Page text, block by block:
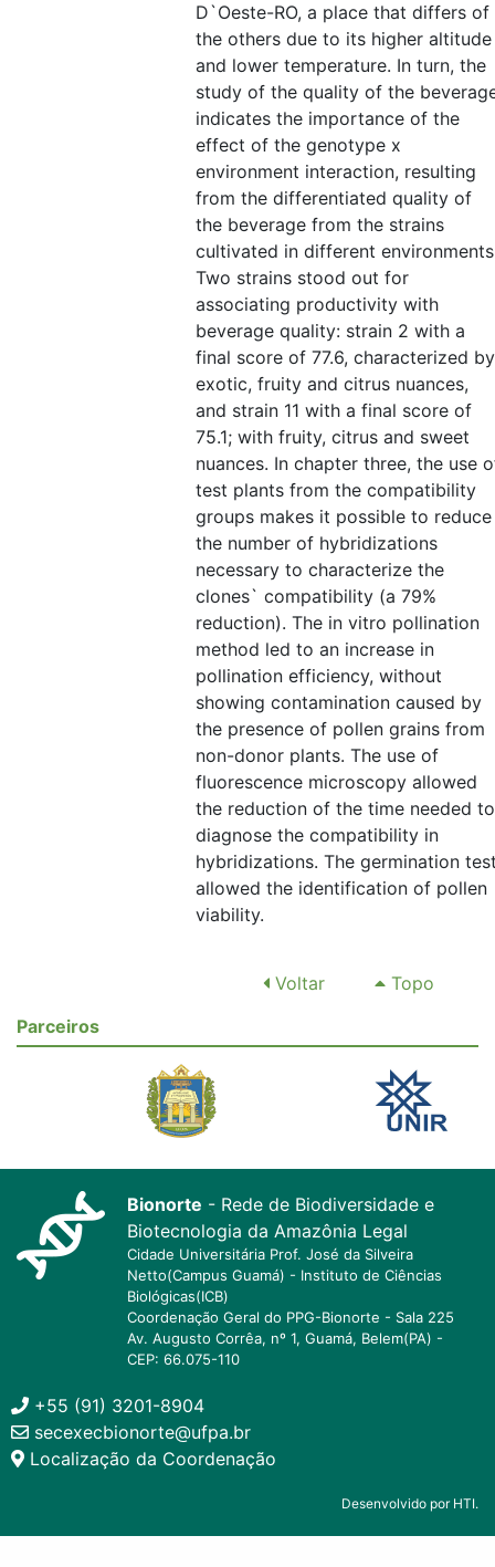
D`Oeste-RO, a place that differs of
the others due to its higher altitude
and lower temperature. In turn, the
study of the quality of the
indicates the importance of the
effect of the genotype x
environment interaction, resulting
from the differentiated quality of
the beverage from the strains
cultivated in different
Two strains stood out for
associating productivity with
beverage quality: strain 2 with a
final score of 77.6, characterized by
exotic, fruity and citrus nuances,
and strain 11 with a final score of
75.1; with fruity, citrus and sweet
nuances. In chapter three, the use
test plants from the compatibility
groups makes it possible to reduce
the number of hybridizations
necessary to characterize the
clones` compatibility (a 79%
reduction). The in vitro pollination
method led to an increase in
pollination efficiency, without
showing contamination caused by
the presence of pollen grains from
non-donor plants. The use of
fluorescence microscopy allowed
the reduction of the time needed to
diagnose the compatibility in
hybridizations. The germination
allowed the identification of pollen
viability.
Voltar
Topo
Parceiros
Bionorte - Rede de Biodiversidade e
Biotecnologia da Amazônia Legal
Cidade Universitária Prof. José da Silveira
Netto(Campus Guamá) - Instituto de Ciências
Biológicas(ICB)
Coordenação Geral do PPG-Bionorte - Sala 225
Av. Augusto Corrêa, nº 1, Guamá, Belem(PA) -
CEP: 66.075-110
+55 (91) 3201-8904
secexecbionorte@ufpa.br
Localização da Coordenação
Desenvolvido por HTI.